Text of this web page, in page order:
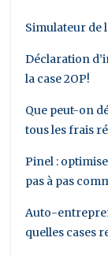
Simulateur de
Déclaration
la case 2OP!
Que peut-on
tous les frais
Pinel :
pas à pas
Auto-
quelles cases